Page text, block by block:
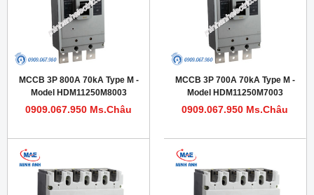
MCCB 3P 800A 70kA Type M -
Model HDM11250M8003
0909.067.950 Ms.Châu
MCCB 3P 700A 70kA Type M -
Model HDM11250M7003
0909.067.950 Ms.Châu